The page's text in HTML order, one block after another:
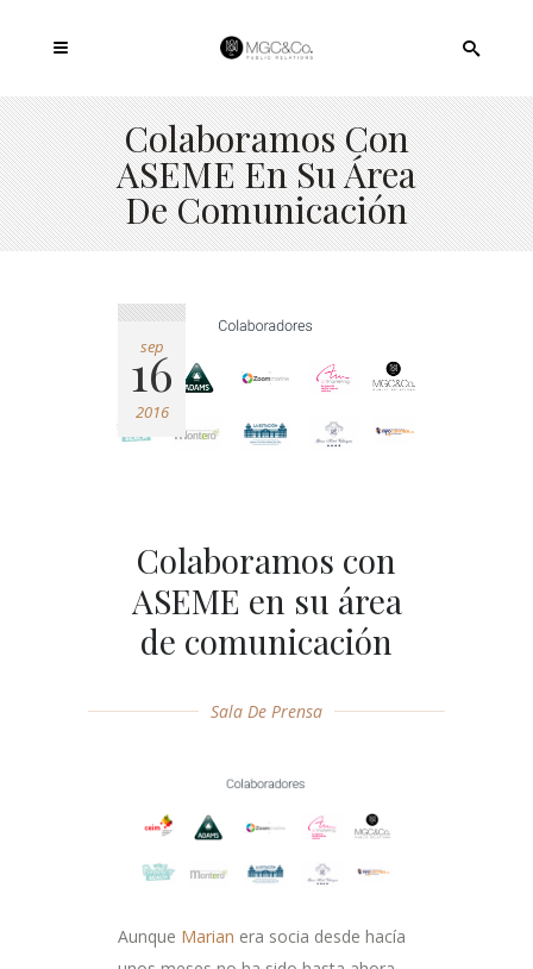
Colaboramos Con
ASEME En Su Área
De Comunicación
sep
16
2016
Colaboramos con
ASEME en su área
de comunicación
Sala De Prensa
Aunque Marian era socia desde hacía